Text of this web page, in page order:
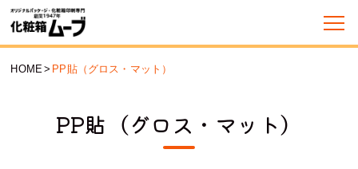
HOME> PP貼（グロス・マット）
PP貼（グロス・マット）